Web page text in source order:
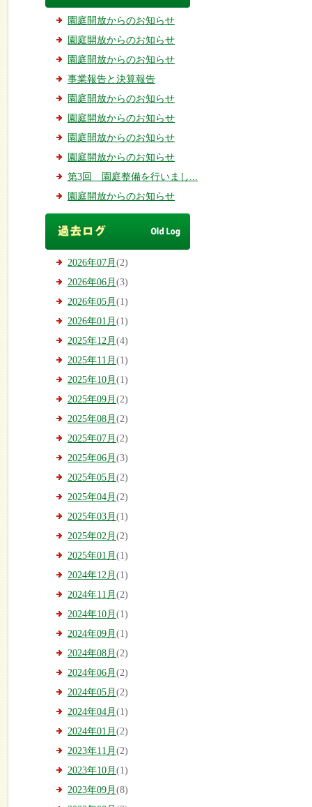
園庭開放からのお知らせ
園庭開放からのお知らせ
園庭開放からのお知らせ
事業報告と決算報告
園庭開放からのお知らせ
園庭開放からのお知らせ
園庭開放からのお知らせ
園庭開放からのお知らせ
第3回 園庭整備を行いまし...
園庭開放からのお知らせ
2026年07月 (2)
2026年06月 (3)
2026年05月 (1)
2026年01月 (1)
2025年12月 (4)
2025年11月 (1)
2025年10月 (1)
2025年09月 (2)
2025年08月 (2)
2025年07月 (2)
2025年06月 (3)
2025年05月 (2)
2025年04月 (2)
2025年03月 (1)
2025年02月 (2)
2025年01月 (1)
2024年12月 (1)
2024年11月 (2)
2024年10月 (1)
2024年09月 (1)
2024年08月 (2)
2024年06月 (2)
2024年05月 (2)
2024年04月 (1)
2024年01月 (2)
2023年11月 (2)
2023年10月 (1)
2023年09月 (8)